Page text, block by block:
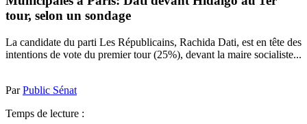
tour, selon un sondage
La candidate du parti Les Républicains, Rachida Dati, est en tête des
intentions de vote du premier tour (25%), devant la maire socialiste...
ParPublic Sénat
Temps de lecture :